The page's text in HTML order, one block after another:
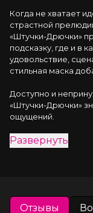
Когда не хватает
страстной
«Штучки-Дрючки»
подсказку, где и в
удовольствие,
стильная маска
Доступно и
«Штучки-Дрючки»
ощущений.
Развернуть
Отзывы